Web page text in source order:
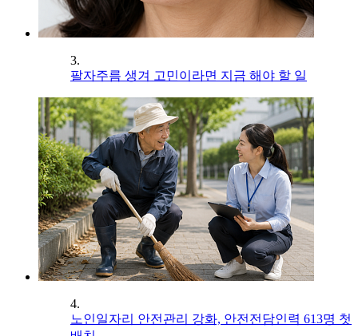
3.
팔자주름 생겨 고민이라면 지금 해야 할 일
4.
노인일자리 안전관리 강화, 안전전담인력 613명 첫